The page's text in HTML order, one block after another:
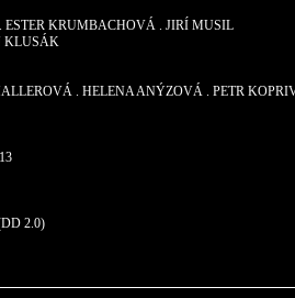
ESTER KRUMBACHOVÁ . JIRÍ MUSIL
KLUSÁK
. HELENA ANÝZOVÁ . PETR
2.0)